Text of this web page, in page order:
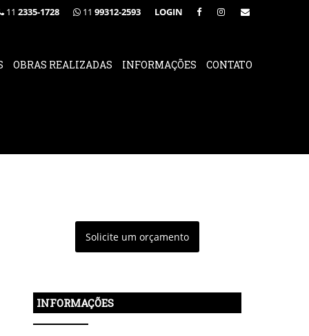
LOGIN
11 99312-2593
11 2335-1728
OBRAS REALIZADAS INFORMAÇÕES CONTATO
Solicite um orçamento
INFORMAÇÕES